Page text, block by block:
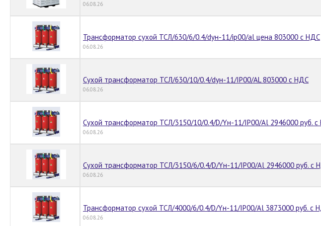
06.08.26
Трансформатор сухой ТСЛ/630/6/0.4/dyн-11/ip00/al цена 803000 с НДС
06.08.26
Сухой трансформатор ТСЛ/630/10/0.4/dyн-11/IP00/AL 803000 с НДС
06.08.26
Сухой трансформатор ТСЛ/3150/10/0.4/D/Yн-11/IP00/Al 2946000 руб.
06.08.26
Сухой трансформатор ТСЛ/3150/6/0.4/D/Yн-11/IP00/Al 2946000 руб. с
06.08.26
Трансформатор сухой ТСЛ/4000/6/0.4/D/Yн-11/IP00/Al 3873000 руб. с
06.08.26